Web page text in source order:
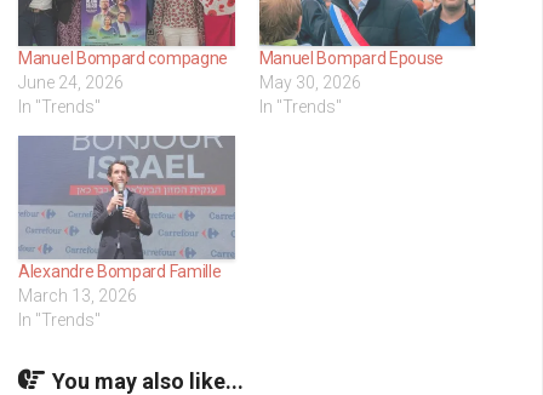
Manuel Bompard compagne
June 24, 2026
In "Trends"
Manuel Bompard Epouse
May 30, 2026
In "Trends"
Alexandre Bompard Famille
March 13, 2026
In "Trends"
You may also like...